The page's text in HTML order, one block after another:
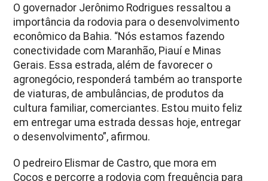
O governador Jerônimo Rodrigues ressaltou a
importância da rodovia para o desenvolvimento
econômico da Bahia. “Nós estamos fazendo
conectividade com Maranhão, Piauí e Minas
Gerais. Essa estrada, além de favorecer o
agronegócio, responderá também ao transporte
de viaturas, de ambulâncias, de produtos da
cultura familiar, comerciantes. Estou muito feliz
em entregar uma estrada dessas hoje, entregar
o desenvolvimento”, afirmou.
O pedreiro Elismar de Castro, que mora em
Cocos e percorre a rodovia com frequência para